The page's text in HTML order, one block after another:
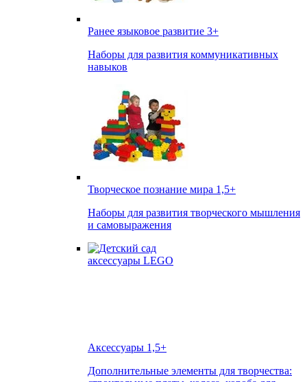
Ранее языковое развитие 3+
Наборы для развития коммуникативных
навыков
Творческое познание мира 1,5+
Наборы для развития творческого мышления
и самовыражения
Аксессуары 1,5+
Дополнительные элементы для творчества: